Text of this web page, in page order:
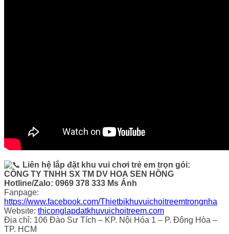
Liên hệ lắp đặt khu vui chơi trẻ em trọn gói:
CÔNG TY TNHH SX TM DV HOA SEN HỒNG
Hotline/Zalo: 0969 378 333 Ms Ánh
Fanpage:
https://www.facebook.com/Thietbikhuvuichoitreemtrongnha
Website: thiconglapdatkhuvuichoitreem.com
Địa chỉ: 106 Đào Sư Tích – KP. Nội Hóa 1 – P. Đông Hòa –
TP. HCM